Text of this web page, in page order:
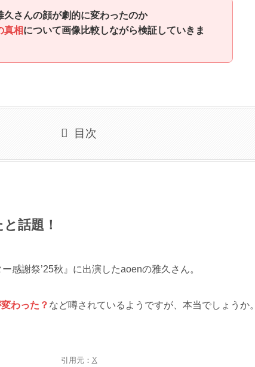
久さんの顔が劇的に変わったのか
真相について画像比較しながら検証していきま
目次
話題！
感謝祭’25秋』に出演したaoenの雅久さん。
わった？ など噂されているようですが、本当でしょうか。
引用元： X